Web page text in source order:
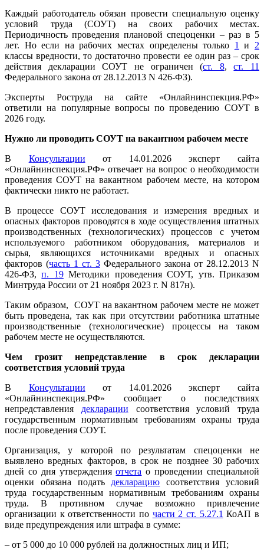
Каждый работодатель обязан провести специальную оценку
условий труда (СОУТ) на своих рабочих местах.
Периодичность проведения плановой спецоценки – раз в 5
лет. Но если на рабочих местах определены только 1 и 2
классы вредности, то достаточно провести ее один раз – срок
действия декларации СОУТ не ограничен (ст. 8,ст. 11
Федерального закона от 28.12.2013 N 426-ФЗ).
Эксперты Роструда на сайте «Онлайнинспекция.РФ»
ответили на популярные вопросы по проведению СОУТ в
2026 году.
Нужно ли проводить СОУТ на вакантном рабочем месте
В Консультации от 14.01.2026 эксперт сайта
«Онлайнинспекция.РФ» отвечает на вопрос о необходимости
проведения СОУТ на вакантном рабочем месте, на котором
фактически никто не работает.
В процессе СОУТ исследования и измерения вредных и
опасных факторов проводятся в ходе осуществления штатных
производственных (технологических) процессов с учетом
используемого работником оборудования, материалов и
сырья, являющихся источниками вредных и опасных
факторов (часть 1 ст. 3 Федерального закона от 28.12.2013 N
426-ФЗ,п. 19Методики проведения СОУТ, утв. Приказом
Минтруда России от 21 ноября 2023 г. N 817н).
Таким образом, СОУТ на вакантном рабочем месте не может
быть проведена, так как при отсутствии работника штатные
производственные (технологические) процессы на таком
рабочем месте не осуществляются.
Чем грозит непредставление в срок декларации
соответствия условий труда
В Консультации от 14.01.2026 эксперт сайта
«Онлайнинспекция.РФ» сообщает о последствиях
непредставления декларации соответствия условий труда
государственным нормативным требованиям охраны труда
после проведения СОУТ.
Организация, у которой по результатам спецоценки не
выявлено вредных факторов, в срок не позднее 30 рабочих
дней со дня утвержденияотчета о проведении специальной
оценки обязана подать декларацию соответствия условий
труда государственным нормативным требованиям охраны
труда. В противном случае возможно привлечение
организации к ответственности по части 2 ст. 5.27.1 КоАП в
виде предупреждения или штрафа в сумме:
– от 5 000 до 10 000 рублей на должностных лиц и ИП;